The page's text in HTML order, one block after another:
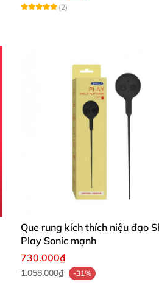
(2)
Que rung kích thích niệu đạo
Play Sonic mạnh
730.000₫
1.058.000₫ -31%